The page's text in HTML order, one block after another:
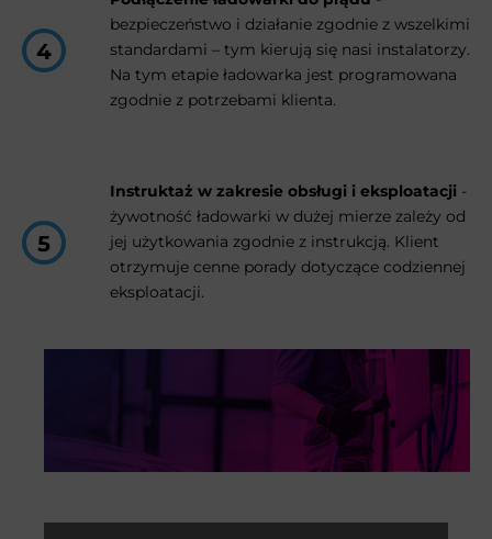
bezpieczeństwo i działanie zgodnie z wszelkimi
standardami – tym kierują się nasi instalatorzy.
Na tym etapie ładowarka jest programowana
zgodnie z potrzebami klienta.
Instruktaż w zakresie obsługi i eksploatacji -
żywotność ładowarki w dużej mierze zależy od
jej użytkowania zgodnie z instrukcją. Klient
otrzymuje cenne porady dotyczące codziennej
eksploatacji.
Czas trwania prac
wynosi
zazwyczaj1-2dni robocze